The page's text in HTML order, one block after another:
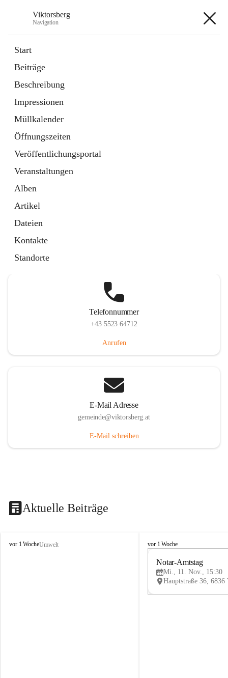
Viktorsberg
Navigation
Start
Beiträge
Beschreibung
Impressionen
Müllkalender
Öffnungszeiten
Veröffentlichungsportal
Veranstaltungen
Alben
Artikel
Dateien
Kontakte
Standorte
1 Schnellzugriff
Bürgerservice
10 Schnellzugriffe
Telefonnummer
+43 5523 64712
Anrufen
E-Mail Adresse
gemeinde@viktorsberg.at
E-Mail schreiben
Aktuelle Beiträge
V
vor 1 WocheUmwelt
V
vor 1 Woche
Notar-Amtstag
Mi., 11. Nov., 15:30